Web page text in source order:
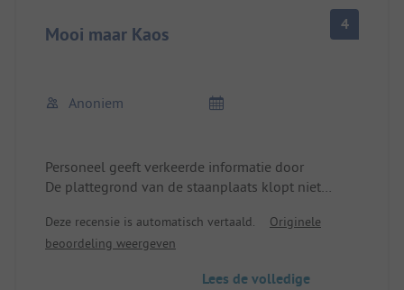
Mooi maar Kaos 4
Anoniem
Personeel geeft verkeerde informatie door
De plattegrond van de staanplaats klopt niet
de informatie wordt na een paar dagen een
premium kampeerplaats en dus meer dan 20€
Deze recensie is automatisch vertaald.
Originele
beoordeling weergeven
Lees de volledige